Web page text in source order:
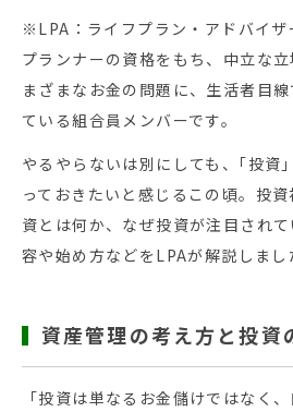
※LPA：ライフプラン・アドバイザ
プランナーの資格をもち、中立な
まざまなお金の問題に、生活者目
ている組合員メンバーです。
やるやらないは別にしても、｢投資
っておきたいと感じるこの頃。投
資とは何か、なぜ投資が注目され
容や始め方などをLPAが解説しまし
資産管理の考え方と投資
「投資は単なるお金儲けではなく